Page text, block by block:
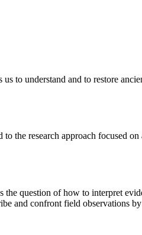
to understand and to restore
the research approach focused
the question of how to interpret
and confront field observations